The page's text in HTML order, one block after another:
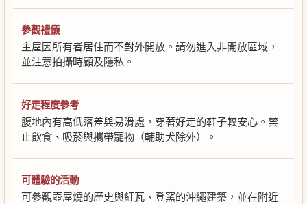
參觀禮儀
主屋因所有者居住而不對外開放。請勿進入非開放區域，
並注意拍攝時顧及隱私。
好走程度參考
腹地內有高低落差與易滑處，穿著好走的鞋子較安心。禁
止飲食、吸菸與攜帶寵物（輔助犬除外）。
可體驗的活動
可參觀壺屋燒的歷史與紅瓦、登窯的沖繩建築，並在附近